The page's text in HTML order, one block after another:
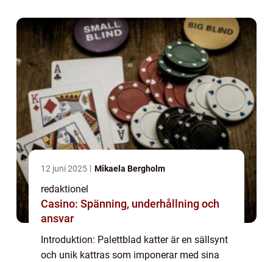
12 juni 2025 Mikaela Bergholm
redaktionel
Casino: Spänning, underhållning och
ansvar
Introduktion: Palettblad katter är en sällsynt
och unik kattras som imponerar med sina